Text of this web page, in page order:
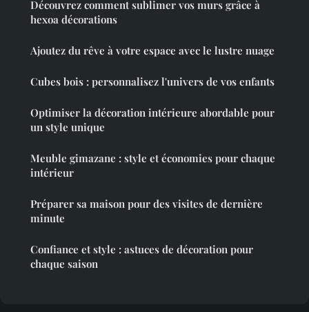
Découvrez comment sublimer vos murs grâce à
hexoa décorations
Ajoutez du rêve à votre espace avec le lustre nuage
Cubes bois : personnalisez l'univers de vos enfants
Optimiser la décoration intérieure abordable pour
un style unique
Meuble gimazane : style et économies pour chaque
intérieur
Préparer sa maison pour des visites de dernière
minute
Confiance et style : astuces de décoration pour
chaque saison